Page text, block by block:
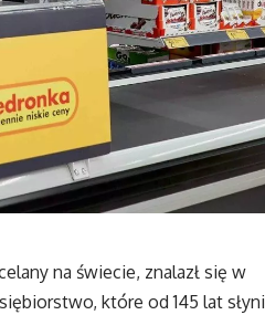
na świecie, znalazł się w
które od 145 lat